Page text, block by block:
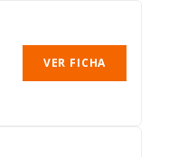
VER FICHA